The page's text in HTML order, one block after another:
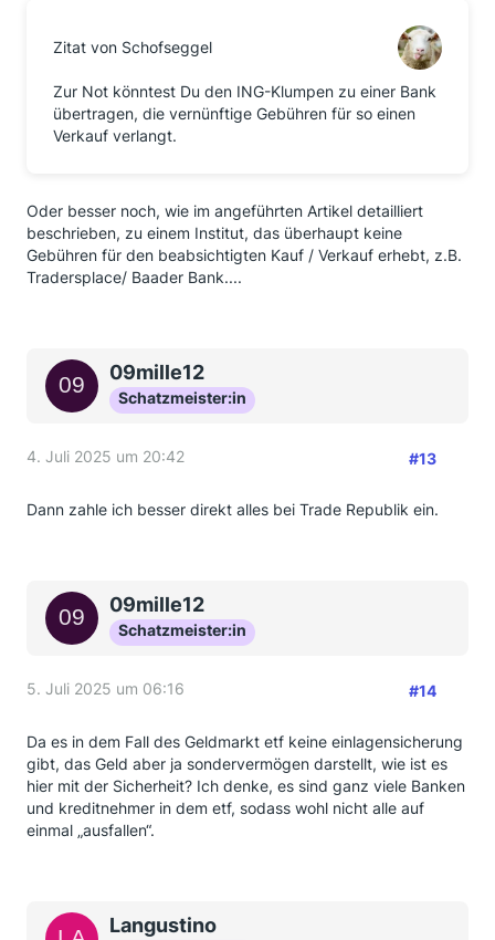
Zitat von Schofseggel
Zur Not könntest Du den ING-Klumpen zu einer Bank
übertragen, die vernünftige Gebühren für so einen
Verkauf verlangt.
Oder besser noch, wie im angeführten Artikel detailliert
beschrieben, zu einem Institut, das überhaupt keine
Gebühren für den beabsichtigten Kauf / Verkauf erhebt, z.B.
Tradersplace/ Baader Bank....
09mille12
Schatzmeister:in
4. Juli 2025 um 20:42 #13
Dann zahle ich besser direkt alles bei Trade Republik ein.
09mille12
Schatzmeister:in
5. Juli 2025 um 06:16 #14
Da es in dem Fall des Geldmarkt etf keine einlagensicherung
gibt, das Geld aber ja sondervermögen darstellt, wie ist es
hier mit der Sicherheit? Ich denke, es sind ganz viele Banken
und kreditnehmer in dem etf, sodass wohl nicht alle auf
einmal „ausfallen“.
Langustino